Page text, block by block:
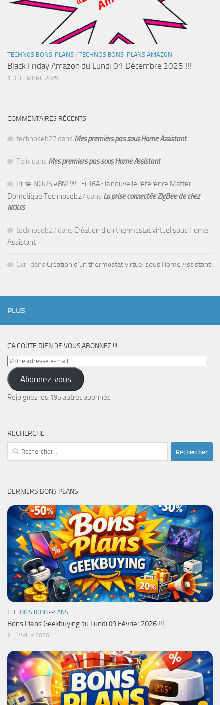
TECHNOS BONS-PLANS / TECHNOS BONS-PLANS AMAZON
Black Friday Amazon du Lundi 01 Décembre 2025 !!!
1 DÉCEMBRE 2025
COMMENTAIRES RÉCENTS
technoseb27 dans Mes premiers pas sous Home Assistant
Felix dans Mes premiers pas sous Home Assistant
Prise NOUS A8M Wi-Fi 16A : la nouvelle référence Matter -
Domotique Technoseb27 dans La prise connectée ZigBee de chez
NOUS
technoseb27 dans Création d’un thermostat virtuel sous Home
Assistant
Cyril dans Création d’un thermostat virtuel sous Home Assistant
PLUS
CA COÛTE RIEN DE VOUS ABONNEZ !!!
Votre
adresse
e-
mail
Abonnez-vous
Rejoignez les 195 autres abonnés
RECHERCHE
Rechercher :
DERNIERS BONS PLANS
TECHNOS BONS-PLANS
Bons Plans Geekbuying du Lundi 09 Février 2026 !!!
9 FÉVRIER 2026